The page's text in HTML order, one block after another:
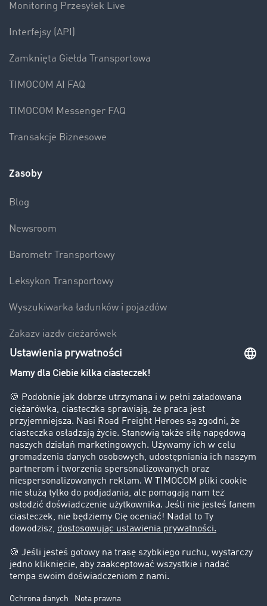
Monitoring Przesyłek Live
Interfejsy (API)
Zamknięta Giełda Transportowa
TIMOCOM AI FAQ
TIMOCOM Messenger FAQ
Transakcje Biznesowe
Zasoby
Blog
Newsroom
Barometr Transportowy
Leksykon Transportowy
Wyszukiwarka ładunków i pojazdów
Zakazy jazdy ciężarówek
Bezpieczeństwo
Firma
Historie sukcesu
Klienci pozyskują nowych klientów
Informacje prawne
Impressum
OWU
Ochrona danych
Ustawienia plików cookies